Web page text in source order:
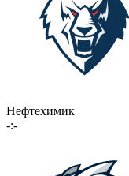
Нефтехимик
-:-